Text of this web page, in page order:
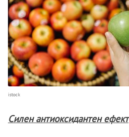
istock
Силен антиоксидантен ефект